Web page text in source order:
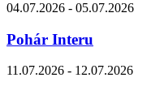
04.07.2026 - 05.07.2026
Pohár Interu
11.07.2026 - 12.07.2026